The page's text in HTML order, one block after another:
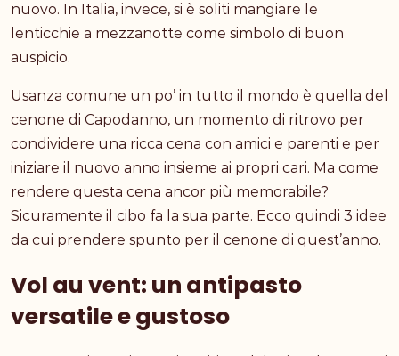
nuovo. In Italia, invece, si è soliti mangiare le
lenticchie a mezzanotte come simbolo di buon
auspicio.
Usanza comune un po’ in tutto il mondo è quella del
cenone di Capodanno, un momento di ritrovo per
condividere una ricca cena con amici e parenti e per
iniziare il nuovo anno insieme ai propri cari. Ma come
rendere questa cena ancor più memorabile?
Sicuramente il cibo fa la sua parte. Ecco quindi 3 idee
da cui prendere spunto per il cenone di quest’anno.
Vol au vent: un antipasto
versatile e gustoso